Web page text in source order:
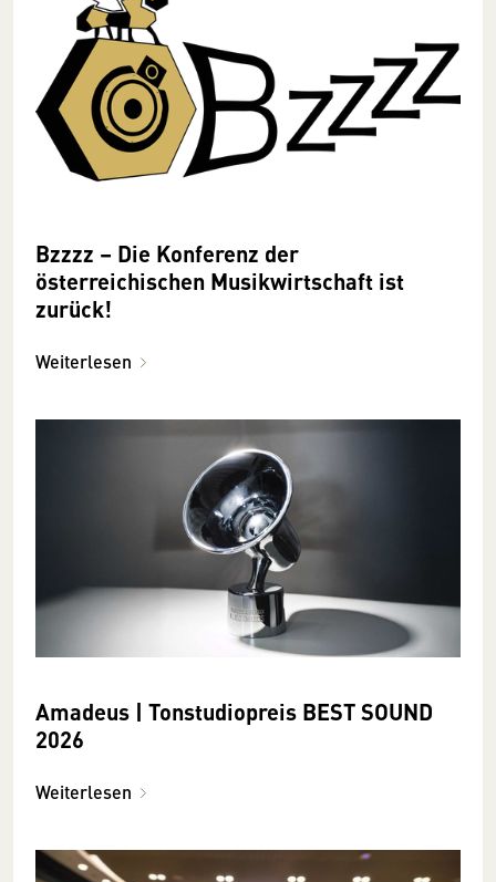
Bzzzz – Die Konferenz der
österreichischen Musikwirtschaft ist
zurück!
Weiterlesen
Amadeus | Tonstudiopreis BEST SOUND
2026
Weiterlesen